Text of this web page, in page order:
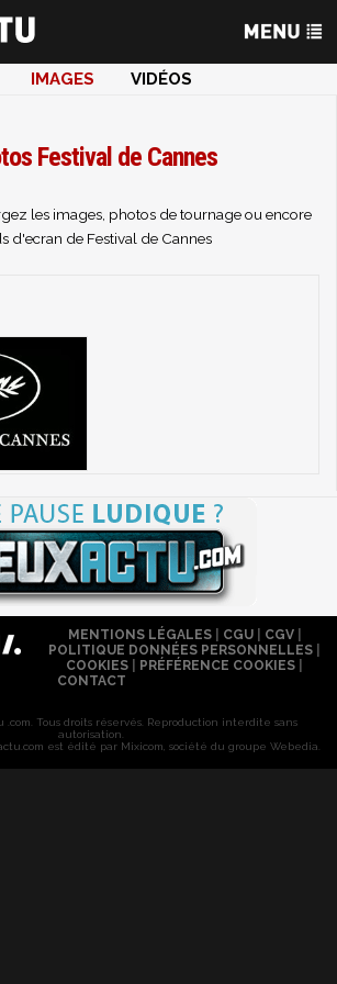
IMAGES
VIDÉOS
Festival de Cannes
les images, photos de tournage ou encore
d'ecran de Festival de Cannes
MENTIONS LÉGALES| CGU| CGV|
POLITIQUE DONNÉES PERSONNELLES
COOKIES
PRÉFÉRENCE COOKIES
CONTACT
.com. Tous droits réservés. Reproduction interdite sans
autorisation.
.com est édité par Mixicom, société du groupe Webedia.